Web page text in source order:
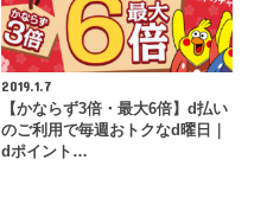
2019.1.7
【かならず3倍・最大6倍】d払い
のご利用で毎週おトクなd曜日｜
dポイント…